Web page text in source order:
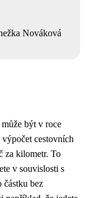
Nováková
být v roce
cestovních
za kilometr. To
v souvislosti s
částku bez